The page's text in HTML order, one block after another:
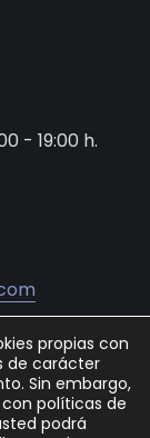
- 19:00 h.
propias con
de carácter
Sin embargo,
políticas de
podrá